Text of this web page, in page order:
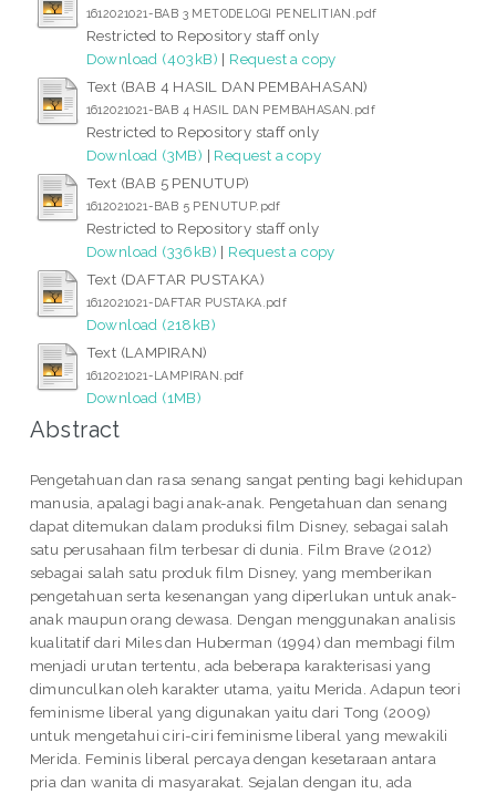
1612021021-BAB 3 METODELOGI PENELITIAN.pdf
Restricted to Repository staff only
Download (403kB) | Request a copy
Text (BAB 4 HASIL DAN PEMBAHASAN)
1612021021-BAB 4 HASIL DAN PEMBAHASAN.pdf
Restricted to Repository staff only
Download (3MB) | Request a copy
Text (BAB 5 PENUTUP)
1612021021-BAB 5 PENUTUP.pdf
Restricted to Repository staff only
Download (336kB) | Request a copy
Text (DAFTAR PUSTAKA)
1612021021-DAFTAR PUSTAKA.pdf
Download (218kB)
Text (LAMPIRAN)
1612021021-LAMPIRAN.pdf
Download (1MB)
Abstract
Pengetahuan dan rasa senang sangat penting bagi kehidupan
manusia, apalagi bagi anak-anak. Pengetahuan dan senang
dapat ditemukan dalam produksi film Disney, sebagai salah
satu perusahaan film terbesar di dunia. Film Brave (2012)
sebagai salah satu produk film Disney, yang memberikan
pengetahuan serta kesenangan yang diperlukan untuk anak-
anak maupun orang dewasa. Dengan menggunakan analisis
kualitatif dari Miles dan Huberman (1994) dan membagi film
menjadi urutan tertentu, ada beberapa karakterisasi yang
dimunculkan oleh karakter utama, yaitu Merida. Adapun teori
feminisme liberal yang digunakan yaitu dari Tong (2009)
untuk mengetahui ciri-ciri feminisme liberal yang mewakili
Merida. Feminis liberal percaya dengan kesetaraan antara
pria dan wanita di masyarakat. Sejalan dengan itu, ada